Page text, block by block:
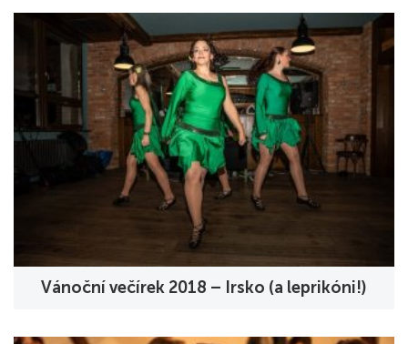
Vánoční večírek 2018 – Irsko (a leprikóni!)